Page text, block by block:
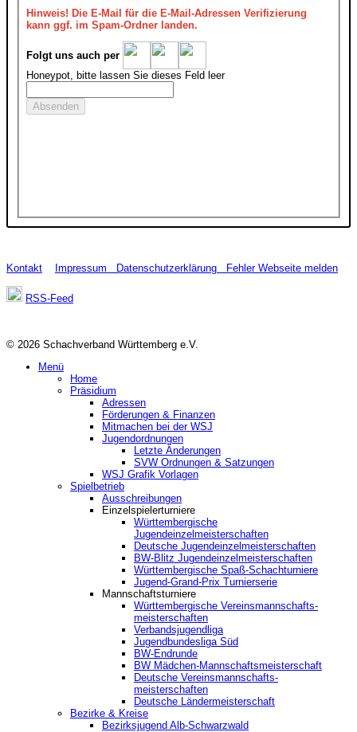
Hinweis! Die E-Mail für die E-Mail-Adressen Verifizierung
kann ggf. im Spam-Ordner landen.
Folgt uns auch per
Honeypot, bitte lassen Sie dieses Feld leer
Kontakt Impressum Datenschutzerklärung Fehler Webseite melden
RSS-Feed
© 2026 Schachverband Württemberg e.V.
Menü
Home
Präsidium
Adressen
Förderungen & Finanzen
Mitmachen bei der WSJ
Jugendordnungen
Letzte Änderungen
SVW Ordnungen & Satzungen
WSJ Grafik Vorlagen
Spielbetrieb
Ausschreibungen
Einzelspielerturniere
Württembergische
Jugendeinzelmeisterschaften
Deutsche Jugendeinzelmeisterschaften
BW-Blitz Jugendeinzelmeisterschaften
Württembergische Spaß-Schachturniere
Jugend-Grand-Prix Turnierserie
Mannschaftsturniere
Württembergische Vereinsmannschafts-
meisterschaften
Verbandsjugendliga
Jugendbundesliga Süd
BW-Endrunde
BW Mädchen-Mannschaftsmeisterschaft
Deutsche Vereinsmannschafts-
meisterschaften
Deutsche Ländermeisterschaft
Bezirke & Kreise
Bezirksjugend Alb-Schwarzwald